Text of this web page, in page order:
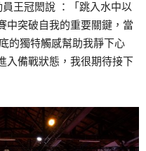
王冠閎說 ：「跳入水中以
中突破自我的重要關鍵，當
的獨特觸感幫助我靜下心
入備戰狀態，我很期待接下